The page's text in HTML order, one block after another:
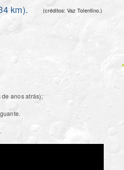
km). (créditos: Vaz Tolentino.)
anos atrás);